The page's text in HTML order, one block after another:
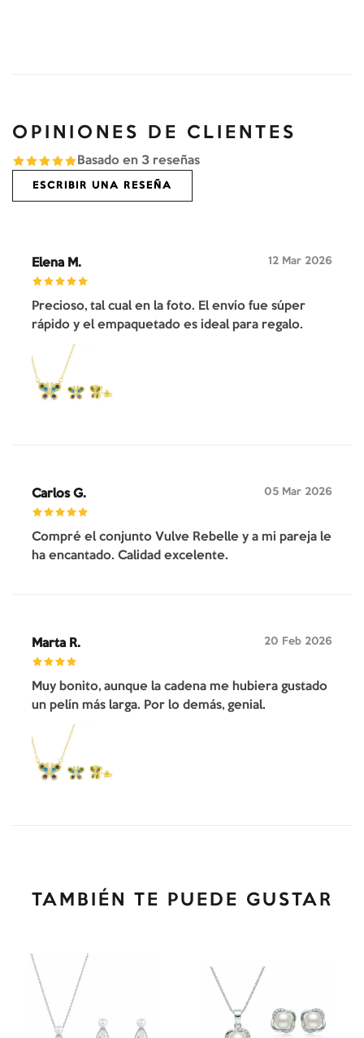
OPINIONES DE CLIENTES
Basado en 3 reseñas
ESCRIBIR UNA RESEÑA
Elena M. 12 Mar 2026
Precioso, tal cual en la foto. El envío fue súper
rápido y el empaquetado es ideal para regalo.
Carlos G. 05 Mar 2026
Compré el conjunto Vulve Rebelle y a mi pareja le
ha encantado. Calidad excelente.
Marta R. 20 Feb 2026
Muy bonito, aunque la cadena me hubiera gustado
un pelín más larga. Por lo demás, genial.
TAMBIÉN TE PUEDE GUSTAR